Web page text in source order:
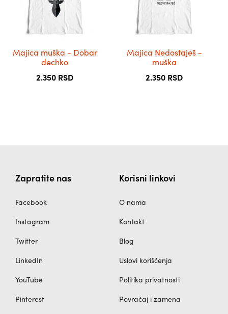
Majica muška - Dobar
dechko
2.350 RSD
варијанти.
Опције
могу
бити
изабране
Majica Nedostaješ -
muška
2.350 RSD
варијанти.
Опције
могу
бити
изабране
Zapratite nas
Facebook
Instagram
Twitter
LinkedIn
YouTube
Pinterest
Korisni linkovi
O nama
Kontakt
Blog
Uslovi korišćenja
Politika privatnosti
Povraćaj i zamena